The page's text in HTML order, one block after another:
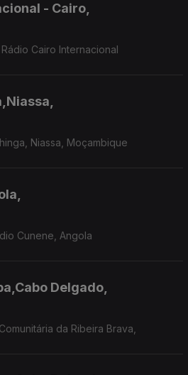
- Cairo,
Cairo Internacional
Niassa, Moçambique
Cunene, Angola
Delgado,
da Ribeira Brava,